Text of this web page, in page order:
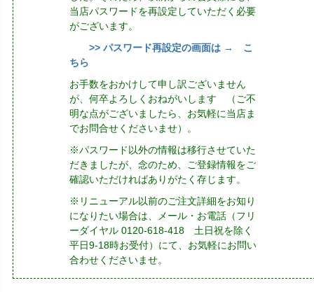
当店パスワードを再設定していただく必要
がございます。
>> パスワード再設定の画面は → こ
ちら
お手数をおかけして申し訳ございません
が、何卒よろしくおねがいします （ご不
明な点がございましたら、お気軽に当店ま
でお問合せくださいませ）。
※パスワード以外の情報は移行させていた
だきましたが、念のため、ご登録情報をご
確認いただければありがたく存じます。
※リニューアル以前のご注文詳細をお知り
になりたい場合は、メール・お電話（フリ
ーダイヤル 0120-618-418 土日祝を除く
平日9-18時お受付）にて、お気軽にお問い
合わせくださいませ。